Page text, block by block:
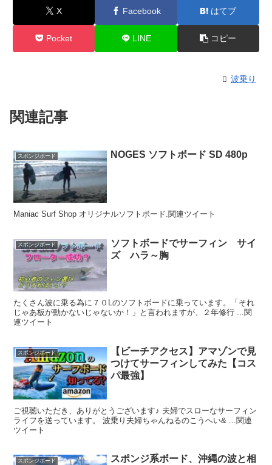
X Facebook はてブ
Pocket LINE コピー
波乗り
関連記事
スポンジボード NOGES ソフトボード SD 480p
Maniac Surf Shop オリジナルソフトボード.関連ツイート
スポンジボード
ソフトボードでサーフィン サイ
ズ ハラ～胸
たくさん波に乗る為に７０Lのソフトボードに乗っています。「それ
じゃあ板が動かないじゃないか！」と言われますが、２年修行 ...関
連ツイート
スポンジボード
【ビーチアクセス】アマゾンで見
つけてサーフィンしてみた【コス
パ最強】
ご視聴いただき、ありがとうございます♪ 夫婦でスローなサーフィン
ライフを送っています。 波乗り夫婦ちゃんねるのこうへい& ...関連
ツイート
スポンジボード
スポンジ系ボード、沖縄の波と相